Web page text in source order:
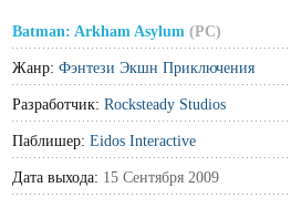
Batman: Arkham Asylum (PC)
Жанр: Фэнтези Экшн Приключения
Разработчик: Rocksteady Studios
Паблишер: Eidos Interactive
Дата выхода: 15 Сентября 2009